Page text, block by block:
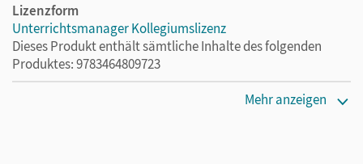
Lizenzform
Unterrichtsmanager Kollegiumslizenz
Dieses Produkt enthält sämtliche Inhalte des folgenden
Produktes: 9783464809723
Mehr anzeigen